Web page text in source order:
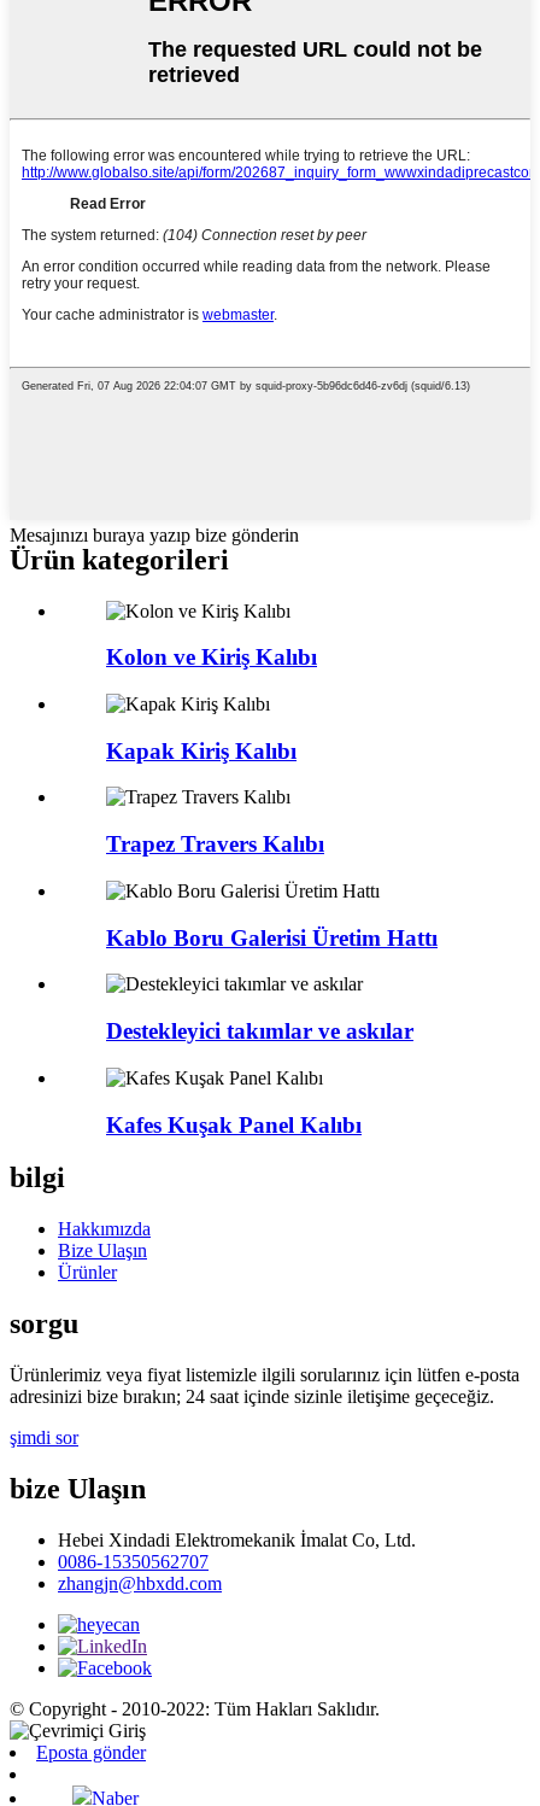
Mesajınızı buraya yazıp bize gönderin
Ürün kategorileri
Kolon ve Kiriş Kalıbı
Kapak Kiriş Kalıbı
Trapez Travers Kalıbı
Kablo Boru Galerisi Üretim Hattı
Destekleyici takımlar ve askılar
Kafes Kuşak Panel Kalıbı
bilgi
Hakkımızda
Bize Ulaşın
Ürünler
sorgu
Ürünlerimiz veya fiyat listemizle ilgili sorularınız için lütfen e-posta
adresinizi bize bırakın; 24 saat içinde sizinle iletişime geçeceğiz.
şimdi sor
bize Ulaşın
Hebei Xindadi Elektromekanik İmalat Co, Ltd.
0086-15350562707
zhangjn@hbxdd.com
© Copyright - 2010-2022: Tüm Hakları Saklıdır.
Eposta gönder
Naber